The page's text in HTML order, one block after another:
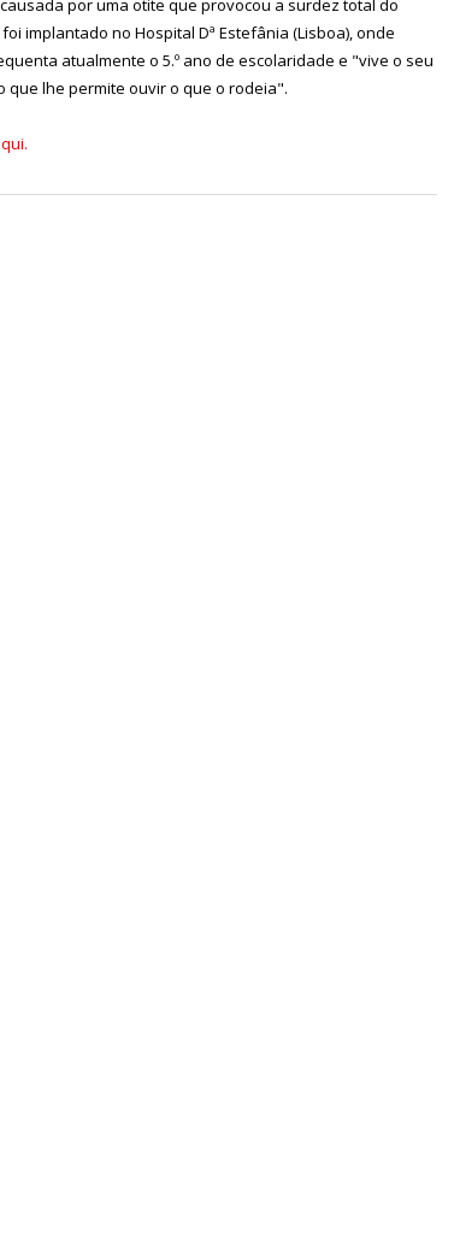
implantado no Hospital Dª Estefânia (Lisboa), onde
atualmente o 5.º ano de escolaridade e "vive o seu
que lhe permite ouvir o que o rodeia".